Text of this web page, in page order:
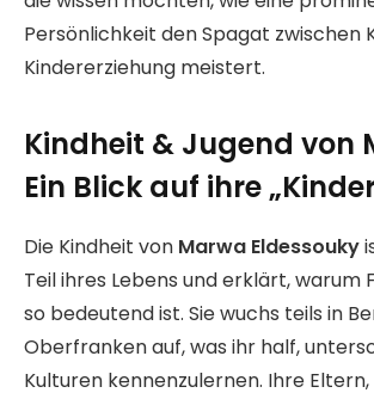
Persönlichkeit den Spagat zwischen
Kindererziehung meistert.
Kindheit & Jugend von
Ein Blick auf ihre
Die Kindheit von Marwa Eldessouky
Teil ihres Lebens und erklärt, warum
so bedeutend ist. Sie wuchs teils in
Oberfranken auf, was ihr half,
Kulturen kennenzulernen. Ihre Eltern,